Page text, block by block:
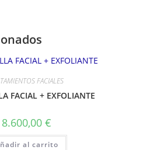
FACIALES
FACIAL + EXFOLIANTE
8.600,00 €
al carrito